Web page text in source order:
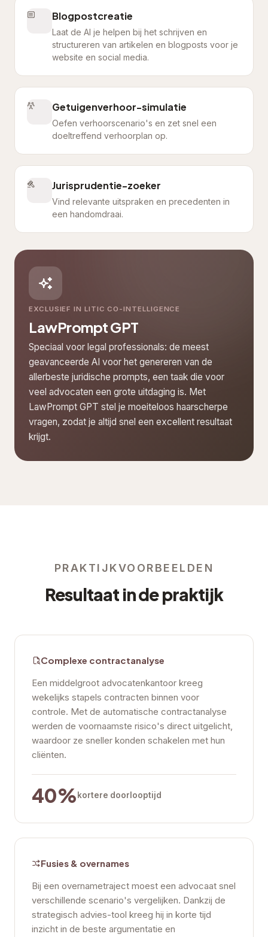
Blogpostcreatie
Laat de AI je helpen bij het schrijven en
structureren van artikelen en blogposts voor je
website en social media.
Getuigenverhoor-simulatie
Oefen verhoorscenario's en zet snel een
doeltreffend verhoorplan op.
Jurisprudentie-zoeker
Vind relevante uitspraken en precedenten in
een handomdraai.
EXCLUSIEF IN LITIC CO-INTELLIGENCE
LawPrompt GPT
Speciaal voor legal professionals: de meest
geavanceerde AI voor het genereren van de
allerbeste juridische prompts, een taak die voor
veel advocaten een grote uitdaging is. Met
LawPrompt GPT stel je moeiteloos haarscherpe
vragen, zodat je altijd snel een excellent resultaat
krijgt.
PRAKTIJKVOORBEELDEN
Resultaat in de praktijk
Complexe contractanalyse
Een middelgroot advocatenkantoor kreeg
wekelijks stapels contracten binnen voor
controle. Met de automatische contractanalyse
werden de voornaamste risico's direct uitgelicht,
waardoor ze sneller konden schakelen met hun
cliënten.
40% kortere doorlooptijd
Fusies & overnames
Bij een overnametraject moest een advocaat snel
verschillende scenario's vergelijken. Dankzij de
strategisch advies-tool kreeg hij in korte tijd
inzicht in de beste argumentatie en